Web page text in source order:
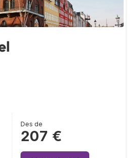
Des de
207 €